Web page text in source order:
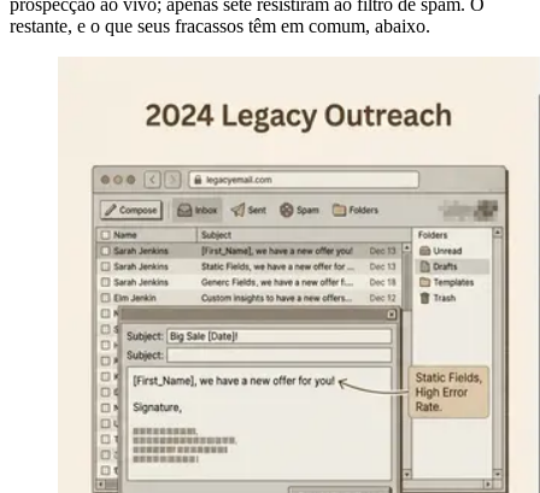
restante, e o que seus fracassos têm em comum, abaixo.